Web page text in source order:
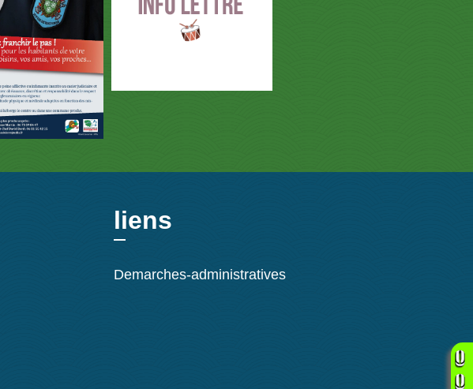
liens
Demarches-administratives